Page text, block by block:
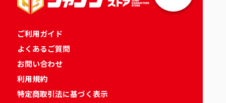
ご利用ガイド
よくあるご質問
お問い合わせ
利用規約
特定商取引法に基づく表示